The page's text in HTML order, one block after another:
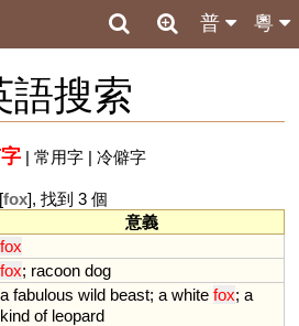
粵
普
語搜索
| 常用字| 冷僻字
[fox], 找到 3 個
意義
fox
fox; racoon dog
a fabulous wild beast; a white fox; a
kind of leopard